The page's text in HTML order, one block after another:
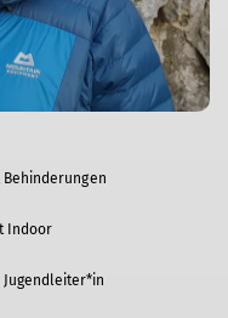
Indoor
Jugendleiter*in